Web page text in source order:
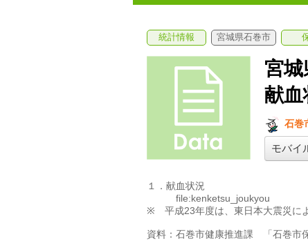
統計情報 宮城県石巻市
宮
献血
石巻
モバイ
１．献血状況
file:kenketsu_joukyou
※　平成23年度は、東日本大震災に
資料：石巻市健康推進課　「石巻市